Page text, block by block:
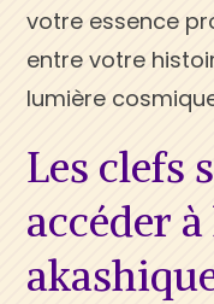
votre essence
entre votre
lumière
Les clefs
accéder